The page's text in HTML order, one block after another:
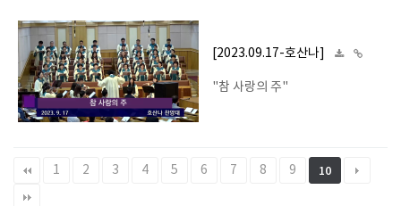
[2023.09.17-호산나]
"참 사랑의 주"
1 2 3 4 5 6 7 8 9 10